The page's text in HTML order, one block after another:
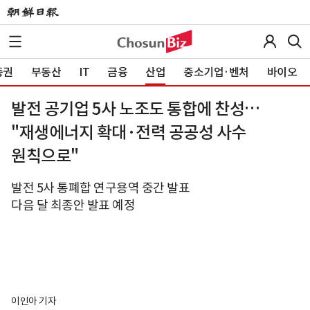
부동산 IT 금융 산업 중소기업·벤처 바이오
발전 공기업 5사 노조도 통합에 찬성…
"재생에너지 확대·전력 공공성 사수
원칙으로"
발전 5사 통폐합 연구용역 중간 발표
다음 달 최종안 발표 예정
이인아 기자